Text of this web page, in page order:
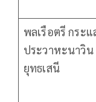
พลเรือตรี กระแ
ประวาหะนาวิ
ยุทธเสนี